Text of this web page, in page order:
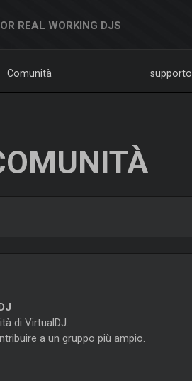
REAL WORKING DJS
Comunità supporto
di VirtualDJ.
a un gruppo più ampio.